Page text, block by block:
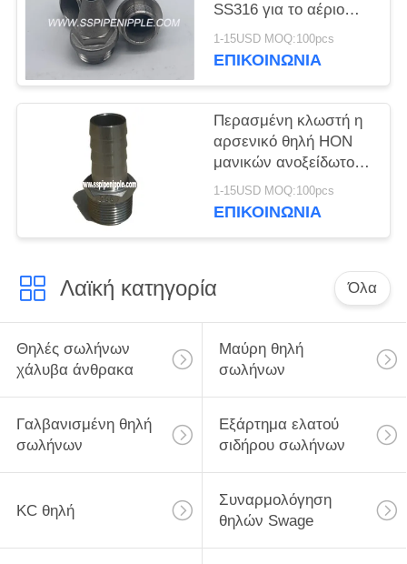
SS316 για το αέριο
νερού NPT/DIN/BSP
1-15USD MOQ:100pcs
ΕΠΙΚΟΙΝΩΝΊΑ
Περασμένη κλωστή η
αρσενικό θηλή HON
μανικών ανοξείδωτου
προσαρμόζεται σε
DIN2999 BS21
1-15USD MOQ:100pcs
ΕΠΙΚΟΙΝΩΝΊΑ
Λαϊκή κατηγορία Όλα
Θηλές σωλήνων
χάλυβα άνθρακα
Μαύρη θηλή
σωλήνων
Γαλβανισμένη θηλή
σωλήνων
Εξάρτημα ελατού
σιδήρου σωλήνων
KC θηλή
Συναρμολόγηση
θηλών Swage